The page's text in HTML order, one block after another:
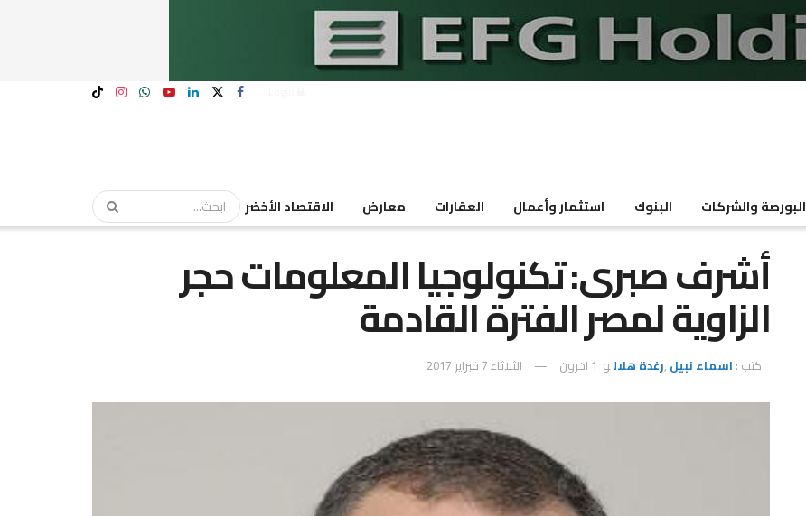
البورصة والشركات البنوك استثمار وأعمال العقارات معارض الاقتصاد الأخضر
أشرف صبرى: تكنولوجيا المعلومات حجر
الزاوية لمصر الفترة القادمة
كتب : اسماء نبيل ,رغدة هلالو 1 اخرون الثلاثاء 7 فبراير 2017